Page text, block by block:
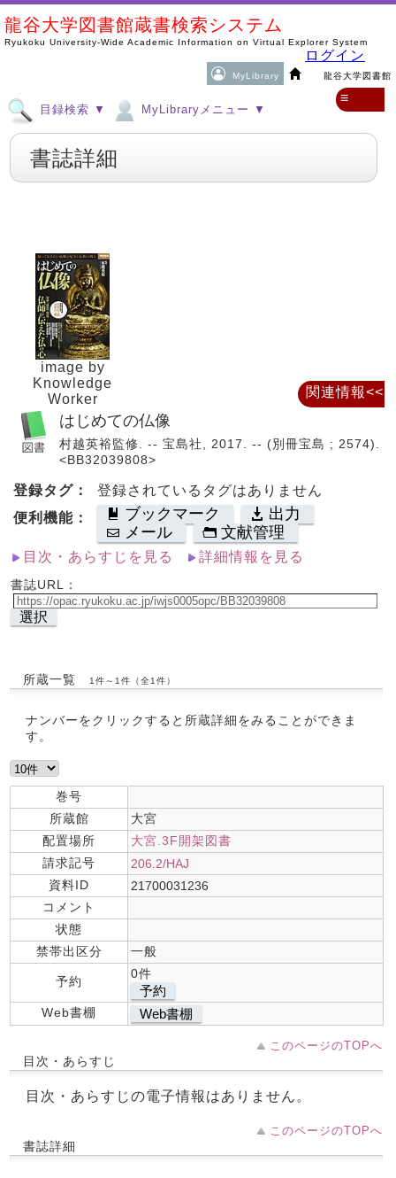
龍谷大学図書館蔵書検索システム
Ryukoku University-Wide Academic Information on Virtual Explorer System
MyLibrary 龍谷大学図書館
ログイン
目録検索 ▼ MyLibraryメニュー ▼
≡
書誌詳細
image by
Knowledge
Worker
はじめての仏像
村越英裕監修. -- 宝島社, 2017. -- (別冊宝島 ; 2574).
<BB32039808>
登録タグ：
登録されているタグはありません
便利機能：
ブックマーク
出力
メール
文献管理
目次・あらすじを見る 詳細情報を見る
書誌URL：
選択
所蔵一覧 1件～1件（全1件）
ナンバーをクリックすると所蔵詳細をみることができま
す。
巻号
所蔵館
大宮
配置場所
大宮.3F開架図書
請求記号
206.2/HAJ
資料ID
21700031236
コメント
状態
禁帯出区分
一般
予約
0件
予約
Web書棚 Web書棚
このページのTOPへ
目次・あらすじ
目次・あらすじの電子情報はありません。
このページのTOPへ
書誌詳細
関連情報<<